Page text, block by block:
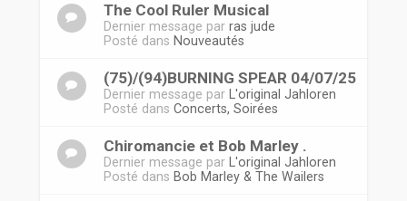
The Cool Ruler Musical
Dernier message par ras jude
Posté dans Nouveautés
(75)/(94)BURNING SPEAR 04/07/25
Dernier message par
L'original Jahloren
Posté dans Concerts, Soirées
Chiromancie et Bob Marley .
Dernier message par
L'original Jahloren
Posté dans Bob Marley & The Wailers